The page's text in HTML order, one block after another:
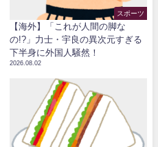
スポーツ
【海外】「これが人間の脚な
の!?」力士・宇良の異次元すぎる
下半身に外国人騒然！
2026.08.02